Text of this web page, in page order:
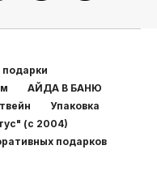
АЙДА В БАНЮ
Упаковка
(с 2004)
подарков